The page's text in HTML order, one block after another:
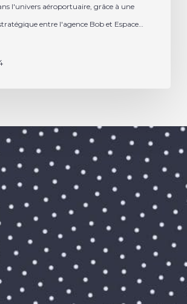
l'univers aéroportuaire, grâce à une
entre l'agence Bob et Espace…